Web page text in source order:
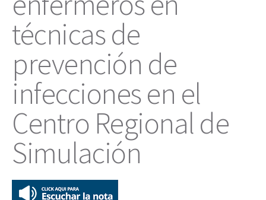
técnicas de
prevención de
infecciones en el
Centro Regional de
Simulación